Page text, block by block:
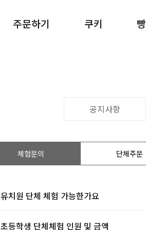
주문하기 쿠키 빵
공지사항
체험문의 단체주문
유치원 단체 체험 가능한가요
초등학생 단체체험 인원 및 금액